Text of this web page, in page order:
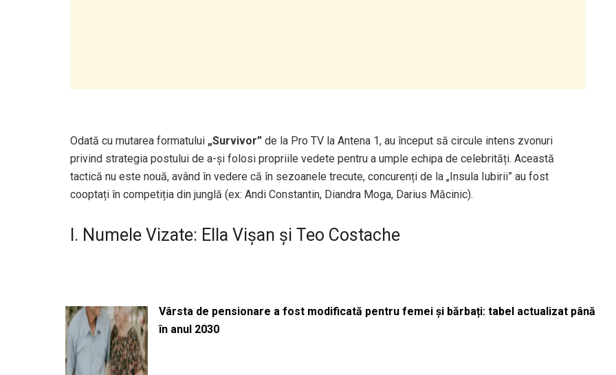
Odată cu mutarea formatului „Survivor” de la Pro TV la Antena 1, au început să circule intens zvonuri
privind strategia postului de a-și folosi propriile vedete pentru a umple echipa de celebrități. Această
tactică nu este nouă, având în vedere că în sezoanele trecute, concurenți de la „Insula Iubirii” au fost
cooptați în competiția din junglă (ex: Andi Constantin, Diandra Moga, Darius Măcinic).
I. Numele Vizate: Ella Vișan și Teo Costache
Vârsta de pensionare a fost modificată pentru femei și bărbați: tabel actualizat până
în anul 2030